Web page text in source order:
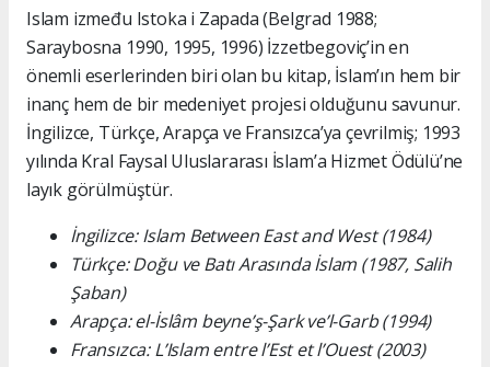
Islam između Istoka i Zapada (Belgrad 1988;
Saraybosna 1990, 1995, 1996) İzzetbegoviç’in en
önemli eserlerinden biri olan bu kitap, İslam’ın hem bir
inanç hem de bir medeniyet projesi olduğunu savunur.
İngilizce, Türkçe, Arapça ve Fransızca’ya çevrilmiş; 1993
yılında Kral Faysal Uluslararası İslam’a Hizmet Ödülü’ne
layık görülmüştür.
İngilizce: Islam Between East and West (1984)
Türkçe: Doğu ve Batı Arasında İslam (1987, Salih
Şaban)
Arapça: el-İslâm beyne’ş-Şark ve’l-Garb (1994)
Fransızca: L’Islam entre l’Est et l’Ouest (2003)